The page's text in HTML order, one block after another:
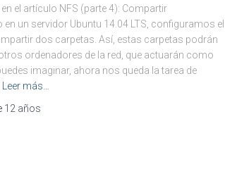
el artículo NFS (parte 4): Compartir
un servidor Ubuntu 14.04 LTS, configuramos el
dos carpetas. Así, estas carpetas podrán
ordenadores de la red, que actuarán como
imaginar, ahora nos queda la tarea de
Leer más…
12 años